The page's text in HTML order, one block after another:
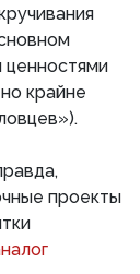
ценностями
крайне
проекты